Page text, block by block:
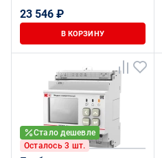
23 546 ₽
В КОРЗИНУ
Стало дешевле
Осталось 3 шт.